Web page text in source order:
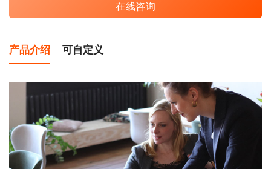
在线咨询
产品介绍 可自定义